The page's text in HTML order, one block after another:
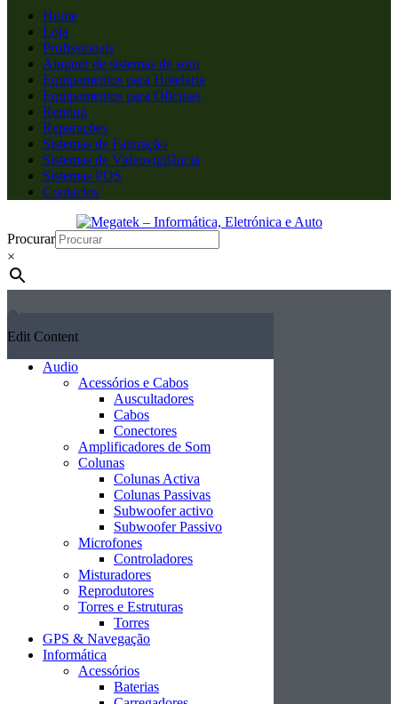
Home
Loja
Profissionais
Aluguer de sistemas de som
Equipamentos para Hotelaria
Equipamentos para Oficinas
Renting
Reparações
Sistemas de Faturação
Sistemas de Videovigilância
Sistemas POS
Contactos
Procurar
×
Edit Content
Audio
Acessórios e Cabos
Auscultadores
Cabos
Conectores
Amplificadores de Som
Colunas
Colunas Activa
Colunas Passivas
Subwoofer activo
Subwoofer Passivo
Microfones
Controladores
Misturadores
Reprodutores
Torres e Estruturas
Torres
GPS & Navegação
Informática
Acessórios
Baterias